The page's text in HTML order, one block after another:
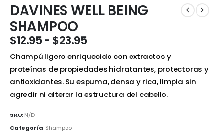
DAVINES WELL BEING
SHAMPOO
$12.95 - $23.95
Champú ligero enriquecido con extractos y
proteínas de propiedades hidratantes, protectoras y
antioxidantes. Su espuma, densa y rica, limpia sin
agredir ni alterar la estructura del cabello.
SKU:N/D
Categoría:Shampoo